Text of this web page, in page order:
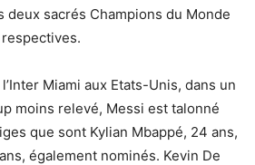
deux sacrés Champions du Monde
Miami aux Etats-Unis, dans un
moins relevé, Messi est talonné
que sont Kylian Mbappé, 24 ans,
également nominés. Kevin De